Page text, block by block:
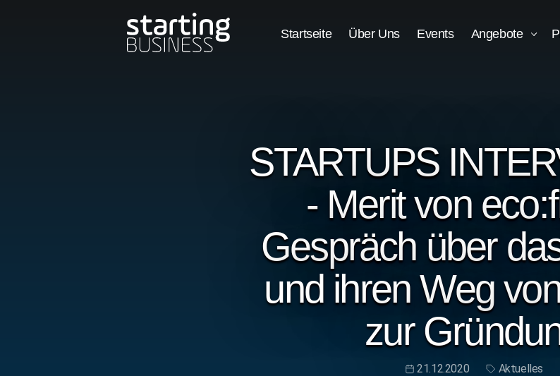
Startseite Über Uns Events Angebote
STARTUPS
- Merit von
Gespräch über
und ihren Weg
zur
21.12.2020 Aktuelles